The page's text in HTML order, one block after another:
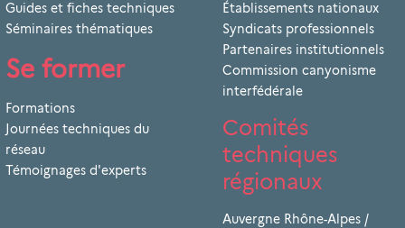
Guides et fiches techniques
Séminaires thématiques
Se former
Formations
Journées techniques du
réseau
Témoignages d'experts
Établissements nationaux
Syndicats professionnels
Partenaires institutionnels
Commission canyonisme
interfédérale
Comités
techniques
régionaux
Auvergne Rhône-Alpes /